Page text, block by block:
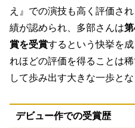
え』での演技も高く評価さ
績が認められ、多部さんは
賞を受賞するという快挙を
れほどの評価を得ることは
して歩み出す大きな一歩とな
デビュー作での受賞歴